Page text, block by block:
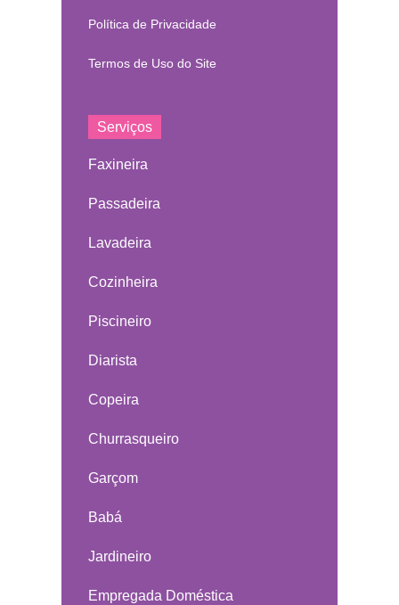
Política de Privacidade
Termos de Uso do Site
Serviços
Faxineira
Passadeira
Lavadeira
Cozinheira
Piscineiro
Diarista
Copeira
Churrasqueiro
Garçom
Babá
Jardineiro
Empregada Doméstica